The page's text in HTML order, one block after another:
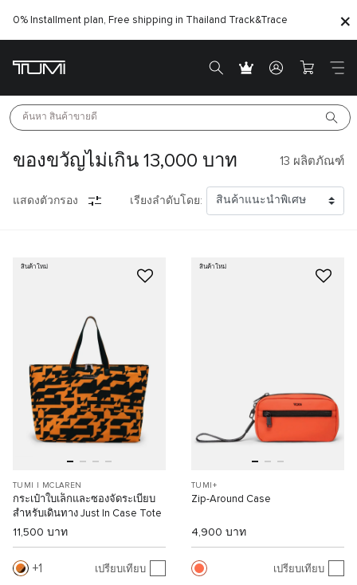
0% Installment plan, Free shipping in Thailand Track&Trace
ค้นหา สินค้าขายดี
ของขวัญไม่เกิน 13,000 บาท 13 ผลิตภัณฑ์
แสดงตัวกรอง เรียงลำดับโดย:
สินค้าใหม่
TUMI I MCLAREN
กระเป๋าใบเล็กและซองจัดระเบียบ
สำหรับเดินทาง Just In Case Tote
11,500 บาท
1 เปรียบเทียบ
สินค้าใหม่
TUMI+
Zip-Around Case
4,900 บาท
เปรียบเทียบ